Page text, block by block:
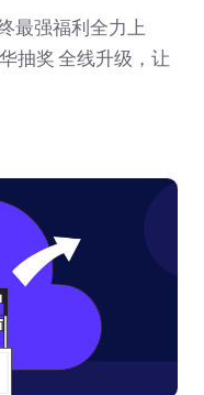
最强福利全力上
抽奖 全线升级，让